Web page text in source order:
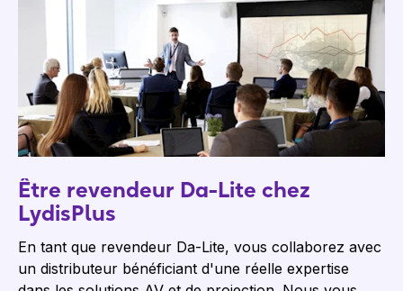
Être revendeur Da-Lite chez
LydisPlus
En tant que revendeur Da-Lite, vous collaborez avec
un distributeur bénéficiant d'une réelle expertise